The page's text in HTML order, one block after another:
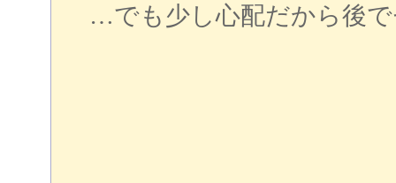
…でも少し心配だから後